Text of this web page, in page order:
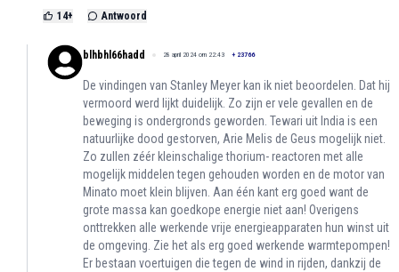
14+ Antwoord
blhbhl66hadd 28 april 2024 om 22:43 + 23766
De vindingen van Stanley Meyer kan ik niet beoordelen. Dat hij
vermoord werd lijkt duidelijk. Zo zijn er vele gevallen en de
beweging is ondergronds geworden. Tewari uit India is een
natuurlijke dood gestorven, Arie Melis de Geus mogelijk niet.
Zo zullen zéér kleinschalige thorium- reactoren met alle
mogelijk middelen tegen gehouden worden en de motor van
Minato moet klein blijven. Aan één kant erg goed want de
grote massa kan goedkope energie niet aan! Overigens
onttrekken alle werkende vrije energieapparaten hun winst uit
de omgeving. Zie het als erg goed werkende warmtepompen!
Er bestaan voertuigen die tegen de wind in rijden, dankzij de